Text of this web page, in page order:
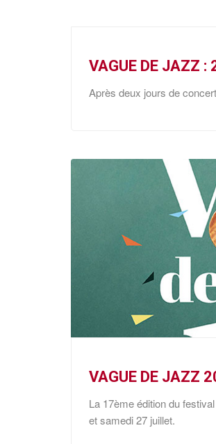
VAGUE DE JAZZ :
Après deux jours de
VAGUE DE JAZZ
La 17ème édition du
et samedi 27 juillet.